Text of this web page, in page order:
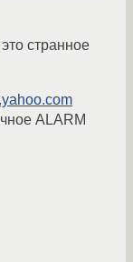
странное
ALARM